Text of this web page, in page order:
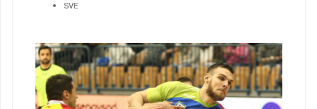
SVE